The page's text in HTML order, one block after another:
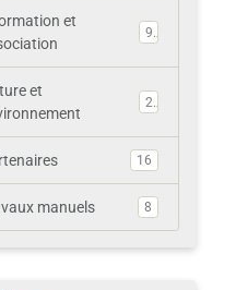
et
9
et
2
16
manuels 8